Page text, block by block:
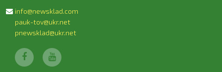
info@newsklad.com
pauk-tov@ukr.net
pnewsklad@ukr.net